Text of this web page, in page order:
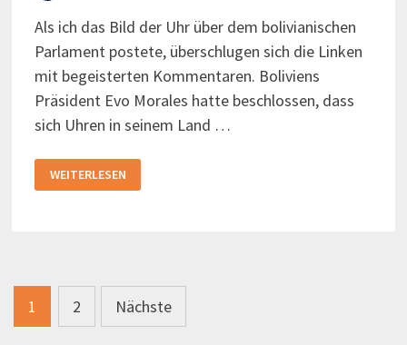
Als ich das Bild der Uhr über dem bolivianischen
Parlament postete, überschlugen sich die Linken
mit begeisterten Kommentaren. Boliviens
Präsident Evo Morales hatte beschlossen, dass
sich Uhren in seinem Land …
IN
BOLIVIEN
GEHEN
WEITERLESEN
Seitennummerierung
der
1 2 Nächste